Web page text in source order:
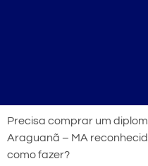
Precisa comprar um
Araguanã – MA
como fazer?